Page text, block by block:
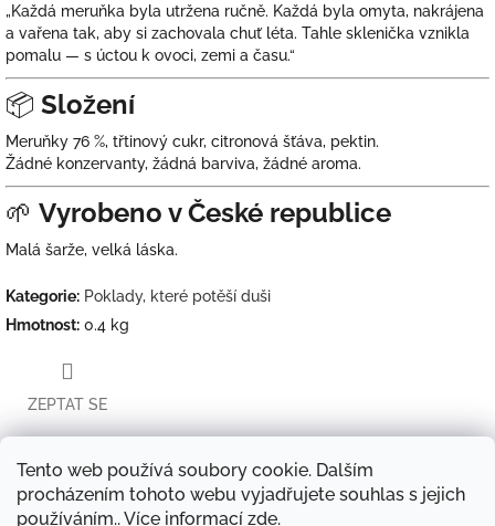
Tento web používá soubory cookie. Dalším
procházením tohoto webu vyjadřujete souhlas s jejich
používáním.. Více informací zde.
„Každá meruňka byla utržena ručně. Každá byla omyta, nakrájena
a vařena tak, aby si zachovala chuť léta. Tahle sklenička vznikla
pomalu — s úctou k ovoci, zemi a času.“
📦 Složení
Meruňky 76 %, třtinový cukr, citronová šťáva, pektin.
Žádné konzervanty, žádná barviva, žádné aroma.
🌱 Vyrobeno v České republice
Malá šarže, velká láska.
Kategorie: Poklady, které potěší duši
Hmotnost: 0.4 kg
ZEPTAT SE
TwitterFacebook